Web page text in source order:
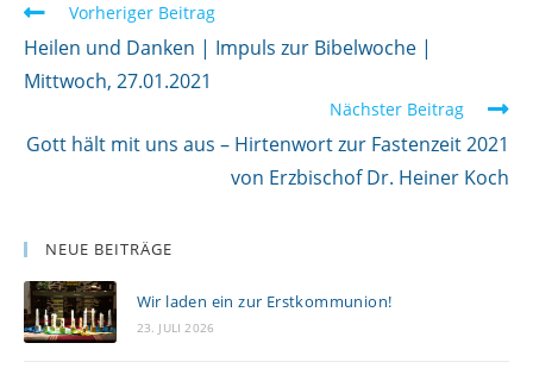
W
e
i
e
e
s
e
n
Vorheriger Beitrag
Heilen und Danken | Impuls zur Bibelwoche |
Mittwoch, 27.01.2021
Nächster Beitrag
Gott hält mit uns aus – Hirtenwort zur Fastenzeit 2021
von Erzbischof Dr. Heiner Koch
NEUE BEITRÄGE
Wir laden ein zur Erstkommunion!
23. JULI 2026